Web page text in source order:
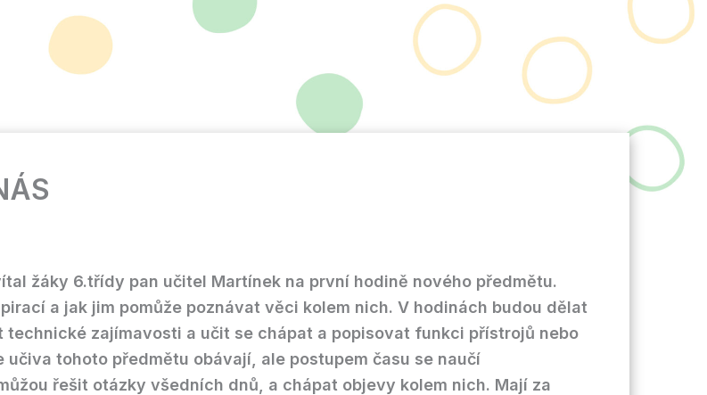
žáky 6.třídy pan učitel Martínek na první hodině nového předmětu.
a jak jim pomůže poznávat věci kolem nich. V hodinách budou dělat
zajímavosti a učit se chápat a popisovat funkci přístrojů nebo
tohoto předmětu obávají, ale postupem času se naučí
řešit otázky všedních dnů, a chápat objevy kolem nich. Mají za